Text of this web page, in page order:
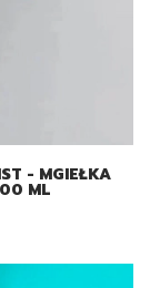
- MGIEŁKA
DO TWARZY, 100 ML